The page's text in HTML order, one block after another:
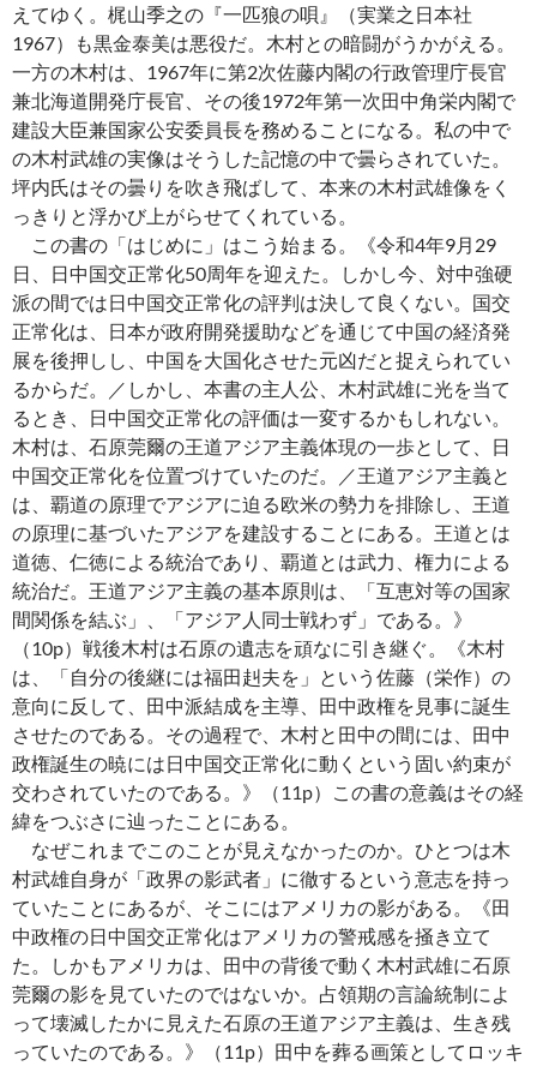
えてゆく。梶山季之の『一匹狼の唄』（実業之日本社
1967）も黒金泰美は悪役だ。木村との暗闘がうかがえる。
一方の木村は、1967年に第2次佐藤内閣の行政管理庁長官
兼北海道開発庁長官、その後1972年第一次田中角栄内閣で
建設大臣兼国家公安委員長を務めることになる。私の中で
の木村武雄の実像はそうした記憶の中で曇らされていた。
坪内氏はその曇りを吹き飛ばして、本来の木村武雄像をく
っきりと浮かび上がらせてくれている。
この書の「はじめに」はこう始まる。《令和4年9月29
日、日中国交正常化50周年を迎えた。しかし今、対中強硬
派の間では日中国交正常化の評判は決して良くない。国交
正常化は、日本が政府開発援助などを通じて中国の経済発
展を後押しし、中国を大国化させた元凶だと捉えられてい
るからだ。／しかし、本書の主人公、木村武雄に光を当て
るとき、日中国交正常化の評価は一変するかもしれない。
木村は、石原莞爾の王道アジア主義体現の一歩として、日
中国交正常化を位置づけていたのだ。／王道アジア主義と
は、覇道の原理でアジアに迫る欧米の勢力を排除し、王道
の原理に基づいたアジアを建設することにある。王道とは
道徳、仁徳による統治であり、覇道とは武力、権力による
統治だ。王道アジア主義の基本原則は、「互恵対等の国家
間関係を結ぶ」、「アジア人同士戦わず」である。》
（10p）戦後木村は石原の遺志を頑なに引き継ぐ。《木村
は、「自分の後継には福田赳夫を」という佐藤（栄作）の
意向に反して、田中派結成を主導、田中政権を見事に誕生
させたのである。その過程で、木村と田中の間には、田中
政権誕生の暁には日中国交正常化に動くという固い約束が
交わされていたのである。》（11p）この書の意義はその経
緯をつぶさに辿ったことにある。
なぜこれまでこのことが見えなかったのか。ひとつは木
村武雄自身が「政界の影武者」に徹するという意志を持っ
ていたことにあるが、そこにはアメリカの影がある。《田
中政権の日中国交正常化はアメリカの警戒感を掻き立て
た。しかもアメリカは、田中の背後で動く木村武雄に石原
莞爾の影を見ていたのではないか。占領期の言論統制によ
って壊滅したかに見えた石原の王道アジア主義は、生き残
っていたのである。》（11p）田中を葬る画策としてロッキ